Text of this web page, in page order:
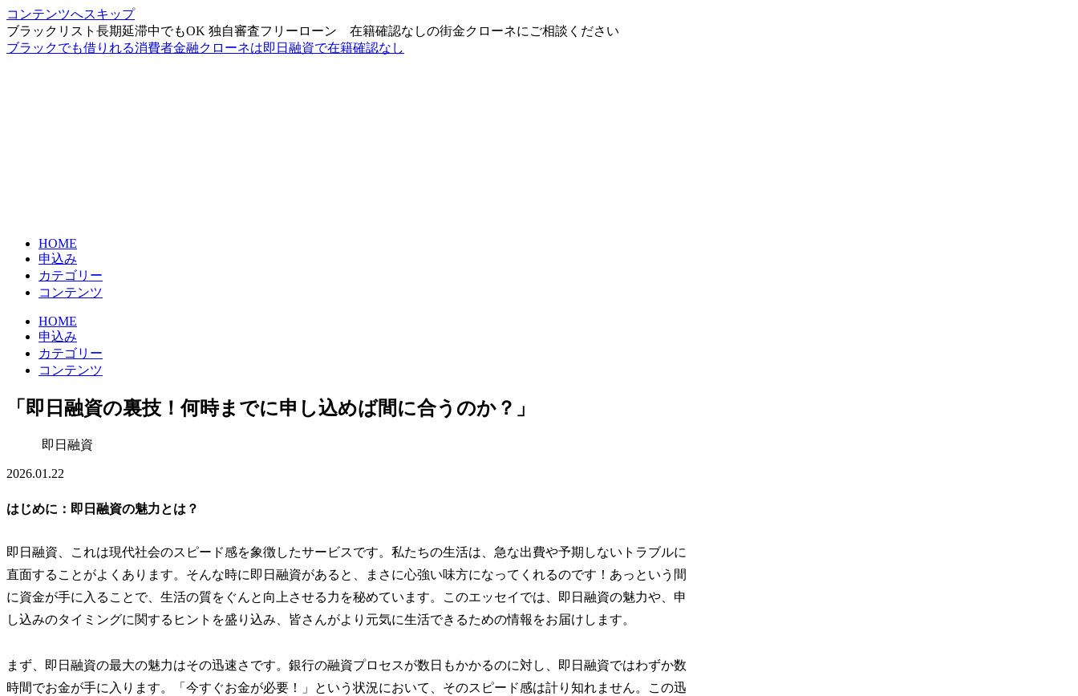
コンテンツへスキップ
ブラックリスト長期延滞中でもOK 独自審査フリーローン 在籍確認なしの街金クローネにご相談ください
ブラックでも借りれる消費者金融クローネは即日融資で在籍確認なし
HOME
申込み
カテゴリー
コンテンツ
HOME
申込み
カテゴリー
コンテンツ
「即日融資の裏技！何時までに申し込めば間に合うのか？」
即日融資
2026.01.22
はじめに：即日融資の魅力とは？
即日融資、これは現代社会のスピード感を象徴したサービスです。私たちの生活は、急な出費や予期しないトラブルに
直面することがよくあります。そんな時に即日融資があると、まさに心強い味方になってくれるのです！あっという間
に資金が手に入ることで、生活の質をぐんと向上させる力を秘めています。このエッセイでは、即日融資の魅力や、申
し込みのタイミングに関するヒントを盛り込み、皆さんがより元気に生活できるための情報をお届けします。
まず、即日融資の最大の魅力はその迅速さです。銀行の融資プロセスが数日もかかるのに対し、即日融資ではわずか数
時間でお金が手に入ります。「今すぐお金が必要！」という状況において、そのスピード感は計り知れません。この迅